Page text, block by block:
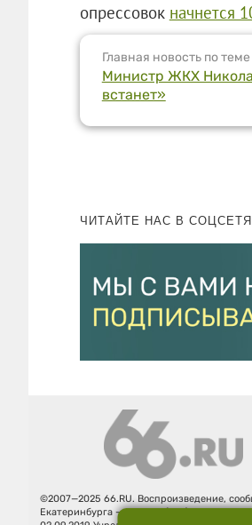
опрессовок начнется
Главная новость по теме
Министр ЖКХ
встанет»
ЧИТАЙТЕ НАС В
©2007—2025 66.RU. Воспроизведение,
Екатеринбурга — «66.ru» (18+)